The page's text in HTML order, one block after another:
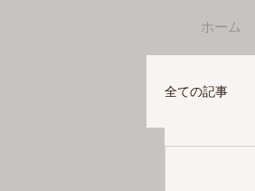
ホーム
全ての記事